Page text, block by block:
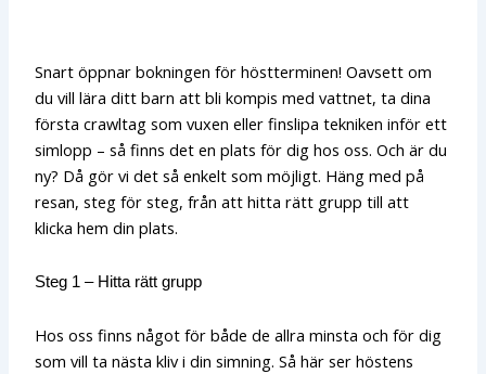
Snart öppnar bokningen för höstterminen! Oavsett om
du vill lära ditt barn att bli kompis med vattnet, ta dina
första crawltag som vuxen eller finslipa tekniken inför ett
simlopp – så finns det en plats för dig hos oss. Och är du
ny? Då gör vi det så enkelt som möjligt. Häng med på
resan, steg för steg, från att hitta rätt grupp till att
klicka hem din plats.
Steg 1 – Hitta rätt grupp
Hos oss finns något för både de allra minsta och för dig
som vill ta nästa kliv i din simning. Så här ser höstens